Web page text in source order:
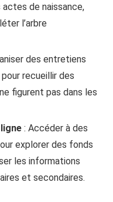
de naissance,
l’arbre
des entretiens
recueillir des
figurent pas dans les
: Accéder à des
explorer des fonds
les informations
et secondaires.